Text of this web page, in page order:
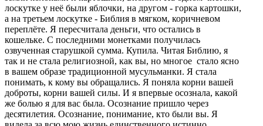
лоскутке у неё были яблочки, на другом - горка картошки,
а на третьем лоскутке - Библия в мягком, коричневом
переплёте. Я пересчитала деньги, что остались в
кошельке. С последними монетками получилась
озвученная старушкой сумма. Купила. Читая Библию, я
так и не стала религиозной, как вы, но многое стало ясно
в вашем образе традиционной мусульманки. Я стала
понимать, к кому вы обращались. Я поняла корни вашей
доброты, корни вашей силы. И я впервые осознала, какой
же болью я для вас была. Осознание пришло через
десятилетия. Осознание, понимание, кто были вы. Я